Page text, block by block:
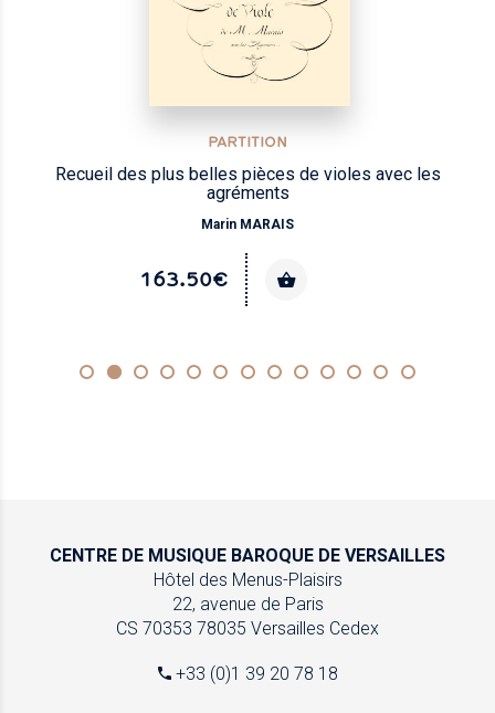
PARTITION
Recueil des plus belles pièces de violes avec les
agréments
Marin MARAIS
163.50€
CENTRE DE MUSIQUE BAROQUE DE VERSAILLES
Hôtel des Menus-Plaisirs
22, avenue de Paris
CS 70353 78035 Versailles Cedex
+33 (0)1 39 20 78 18